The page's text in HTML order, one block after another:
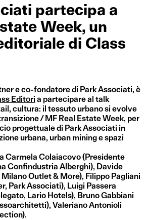
partecipa a
Week, un
di Class
e co-fondatore di Park Associati, è
Editoria partecipare al talk
cultura: il tessuto urbano si evolve
/ MF Real Estate Week, per
progettuale di Park Associati in
urbana, urban mining e spazi
Carmela Colaiacovo (Presidente
Confindustria Alberghi), Davide
Outlet & More), Filippo Pagliani
Park Associati), Luigi Passera
Lario Hotels), Bruno Gabbiani
Valeriano Antonioli